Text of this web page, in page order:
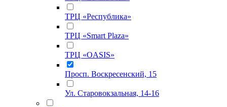
ТРЦ «Республика»
ТРЦ «Smart Plaza»
ТРЦ «OASIS»
Просп. Воскресенский, 15
Ул. Старовокзальная, 14-16